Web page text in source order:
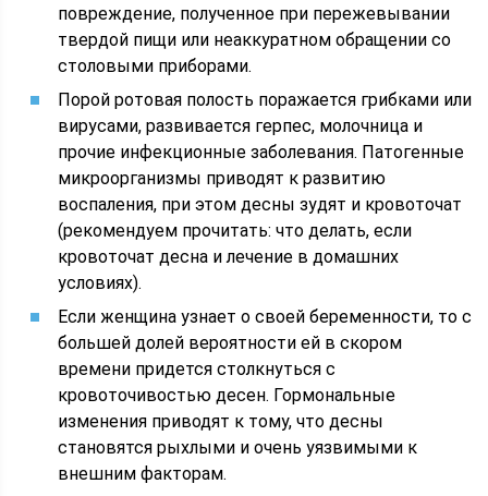
повреждение, полученное при пережевывании
твердой пищи или неаккуратном обращении со
столовыми приборами.
Порой ротовая полость поражается грибками или
вирусами, развивается герпес, молочница и
прочие инфекционные заболевания. Патогенные
микроорганизмы приводят к развитию
воспаления, при этом десны зудят и кровоточат
(рекомендуем прочитать: что делать, если
кровоточат десна и лечение в домашних
условиях).
Если женщина узнает о своей беременности, то с
большей долей вероятности ей в скором
времени придется столкнуться с
кровоточивостью десен. Гормональные
изменения приводят к тому, что десны
становятся рыхлыми и очень уязвимыми к
внешним факторам.